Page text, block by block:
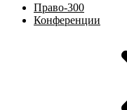
Право-300
Конференции